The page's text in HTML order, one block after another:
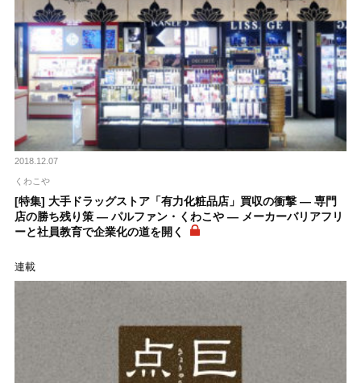
2018.12.07
くわこや
[特集] 大手ドラッグストア「有力化粧品店」買収の衝撃 ― 専門
店の勝ち残り策 ― パルファン・くわこや ― メーカーバリアフリ
ーと社員教育で企業化の道を開く
連載